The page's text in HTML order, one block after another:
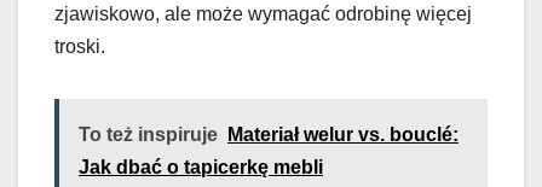
zjawiskowo, ale może wymagać odrobinę więcej
troski.
To też inspiruje
Materiał welur vs. bouclé:
Jak dbać o tapicerkę mebli